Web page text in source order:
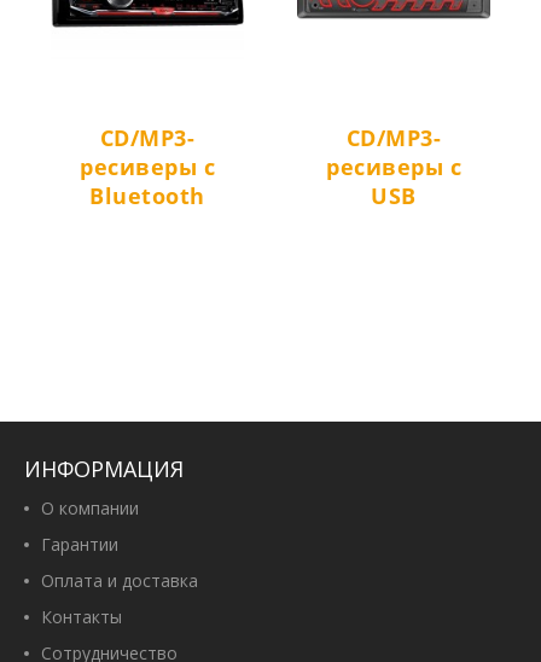
CD/MP3-
ресиверы с
Bluetooth
CD/MP3-
ресиверы с
USB
ИНФОРМАЦИЯ
О компании
Гарантии
Оплата и доставка
Контакты
Сотрудничество